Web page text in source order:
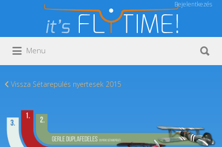
Bejelentkezés
Keresés:
Menu
Vissza Sétarepülés nyertesek 2015